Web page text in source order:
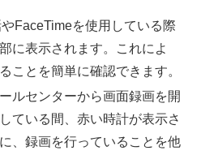
FaceTimeを使用している際
に表示されます。これによ
ことを簡単に確認できます。
ルセンターから画面録画を開
ている間、赤い時計が表示さ
、録画を行っていることを他